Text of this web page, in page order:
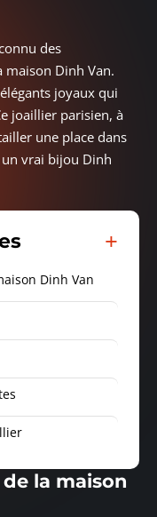
des
maison Dinh Van.
joyaux qui
joaillier parisien, à
une place dans
vrai bijou Dinh
Dinh Van
la maison